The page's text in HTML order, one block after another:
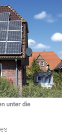
unter die